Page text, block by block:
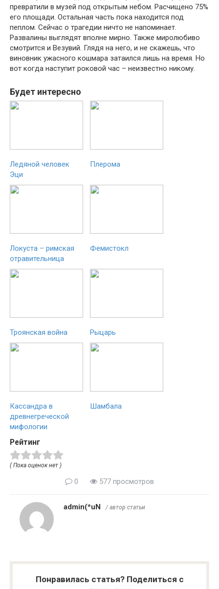
превратили в музей под открытым небом. Расчищено 75%
его площади. Остальная часть пока находится под
пеплом. Сейчас о трагедии ничто не напоминает.
Развалины выглядят вполне мирно. Также миролюбиво
смотрится и Везувий. Глядя на него, и не скажешь, что
виновник ужасного кошмара затаился лишь на время. Но
вот когда наступит роковой час – неизвестно никому.
Будет интересно
Ледяной человек
Эци
Плерома
Локуста – римская
отравительница
Фемистокл
Троянская война Рыцарь
Кассандра в
древнегреческой
мифологии
Шамбала
Рейтинг
( Пока оценок нет )
0 577 просмотров
admin(*uN / автор статьи
Понравилась статья? Поделиться с